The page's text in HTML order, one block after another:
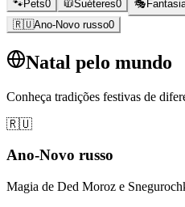
🐾Pets0 🧥Suéteres0 🎭
🇷🇺Ano-Novo russo0
Natal pelo mundo
Conheça tradições festivas de
🇷🇺
Ano-Novo russo
Magia de Ded Moroz e